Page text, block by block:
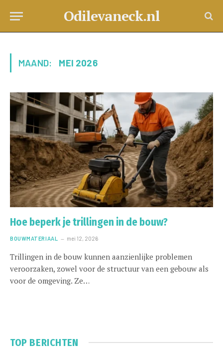
Odilevaneck.nl
MAAND: MEI 2026
Hoe beperk je trillingen in de bouw?
BOUWMATERIAAL mei 12, 2026
Trillingen in de bouw kunnen aanzienlijke problemen
veroorzaken, zowel voor de structuur van een gebouw als
voor de omgeving. Ze…
TOP BERICHTEN